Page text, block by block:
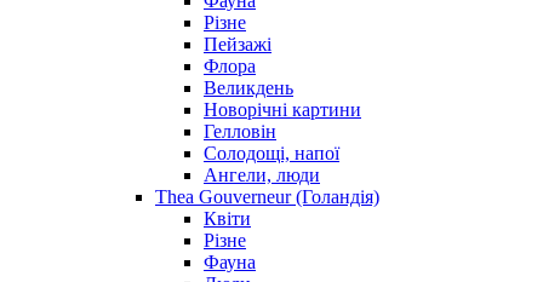
Різне
Пейзажі
Флора
Великдень
Новорічні картини
Гелловін
Солодощі, напої
Ангели, люди
Thea Gouverneur (Голандія)
Квіти
Різне
Фауна